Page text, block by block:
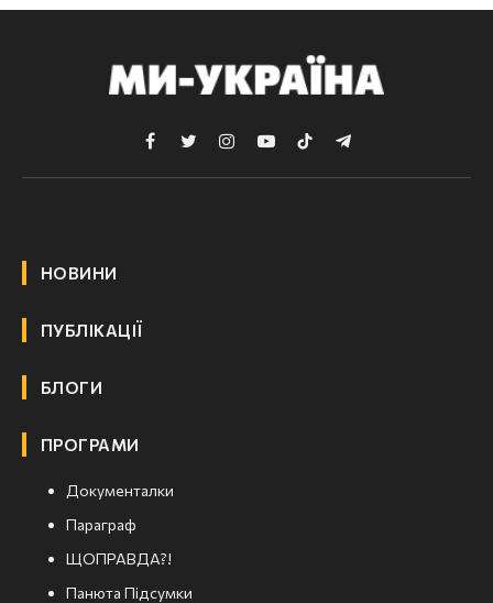
FacebookTwitterInstagramYouTubeTikTokTelegram
НОВИНИ
ПУБЛІКАЦІЇ
БЛОГИ
ПРОГРАМИ
Документалки
Параграф
ЩОПРАВДА?!
Панюта Підсумки